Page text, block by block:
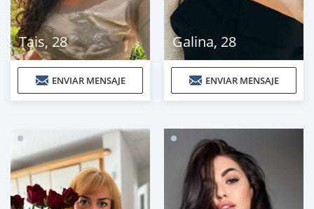
Tais,28
ENVIAR MENSAJE
Galina, 28
ENVIAR MENSAJE